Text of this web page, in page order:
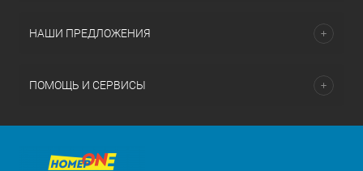
НАШИ ПРЕДЛОЖЕНИЯ
ПОМОЩЬ И СЕРВИСЫ